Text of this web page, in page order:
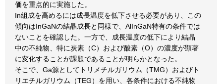
価を重点的に実施した。
In組成を高めるには成長温度を低下させる必要があり、この
傾向はInGaNの結晶成長と同様で、AlInGaN特有の条件では
ないことを確認した。一方で、成長温度の低下により結晶
中の不純物、特に炭素（C）および酸素（O）の濃度が顕著
に変化することが課題であることが明らかとなった。
そこで、Ga源としてトリメチルガリウム（TMG）およびト
リエチルガリウム（TEG）を用い、各条件における不純物